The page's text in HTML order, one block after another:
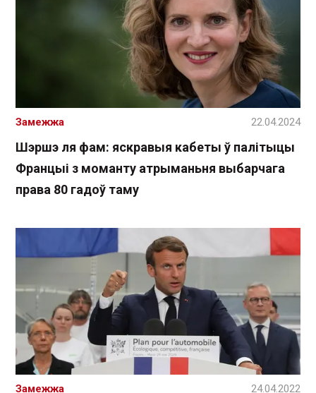
Шэршэ ля фам: яскравыя кабеты ў палітыцы
Францыі з моманту атрыманьня выбарчага
права 80 гадоў таму
Замежжа 22.04.2024
Замежжа 24.04.2022